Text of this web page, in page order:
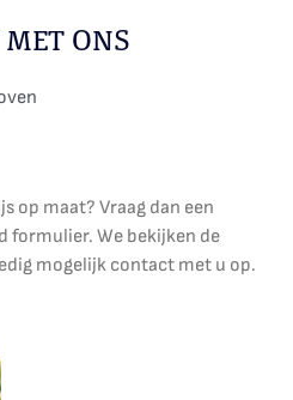
ONS
op maat? Vraag dan een
formulier. We bekijken de
mogelijk contact met u op.